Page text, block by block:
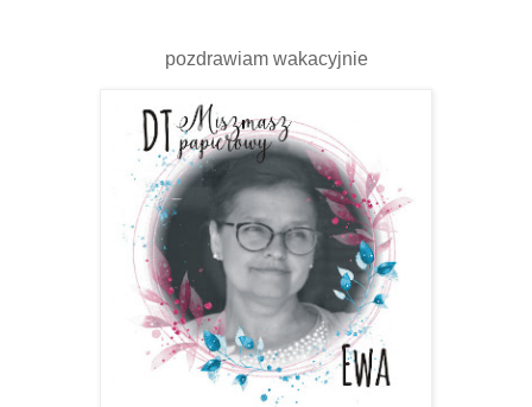
pozdrawiam wakacyjnie